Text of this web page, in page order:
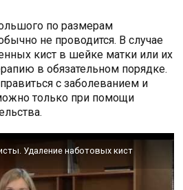
по размерам
не проводится. В случае
кист в шейке матки или их
в обязательном порядке.
с заболеванием и
только при помощи
Удаление наботовых кист